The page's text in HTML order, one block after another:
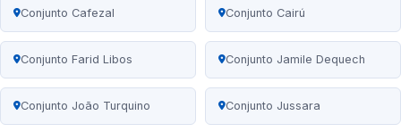
Conjunto Cafezal Conjunto Cairú
Conjunto Farid Libos Conjunto Jamile Dequech
Conjunto João Turquino Conjunto Jussara